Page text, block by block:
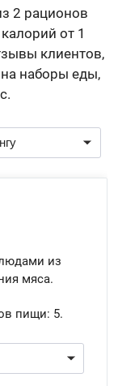
2 рационов
от 1
клиентов,
наборы еды,
из
мяса.
пищи: 5.